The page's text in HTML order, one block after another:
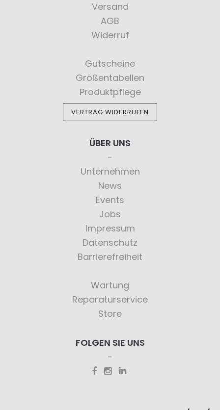
Versand
AGB
Widerruf
Gutscheine
Größentabellen
Produktpflege
VERTRAG WIDERRUFEN
ÜBER UNS
Unternehmen
News
Events
Jobs
Impressum
Datenschutz
Barrierefreiheit
Wartung
Reparaturservice
Store
FOLGEN SIE UNS